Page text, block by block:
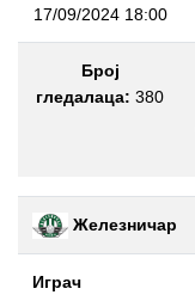
17/09/2024 18:00
Број
гледалаца: 380
Железничар
Играч